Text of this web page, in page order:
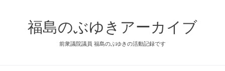
福島のぶゆきアーカイブ
前衆議院議員 福島のぶゆきの活動記録です